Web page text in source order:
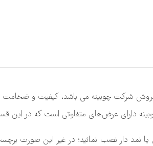
شرکت چوبینه می باشد، کیفیت و ضخامت
عرض‌های متفاوتی است که در این قسمت شیشه مات کن
با کاردک ژله ای یا نمد دار نصب نمائید؛